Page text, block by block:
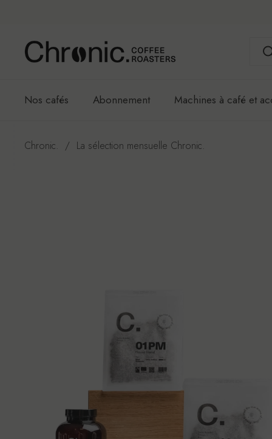
Nos cafés Abonnement Machines à café et
Chronic. / La sélection mensuelle Chronic.